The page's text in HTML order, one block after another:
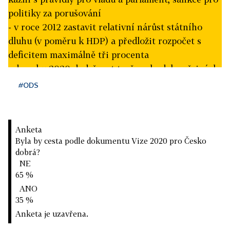
politiky za porušování
- v roce 2012 zastavit relativní nárůst státního
dluhu (v poměru k HDP) a předložit rozpočet s
deficitem maximálně tři procenta
- do roku 2020 dodržovat to, že schodek veřejných
rozpočtů k HDP může být maximálně o tři
2008
- v roce 2015 by ČR mohla přijmout euro, měla by
ale do eurozóny vstoupit až tehdy, když výnosy
převýší náklady
- dokončit projekt jednotného inkasního místa
- přenést těžiště daňové zátěže do nepřímých a
#ODS
Anketa
Byla by cesta podle dokumentu Vize 2020 pro Česko
dobrá?
NE
65 %
ANO
35 %
Anketa je uzavřena.